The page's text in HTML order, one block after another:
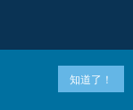
知道了！